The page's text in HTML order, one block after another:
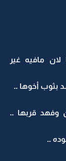
مافيه غير
بثوب أخوها ..
وفهد قربها ..
..